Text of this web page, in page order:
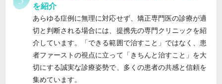
を紹介
あらゆる症例に無理に対応せず、矯正専門医の診療が適
切と判断される場合には、提携先の専門クリニックを紹
介しています。「できる範囲で治すこと」ではなく、患
者ファーストの視点に立って「きちんと治すこと」を大
切にする誠実な診療姿勢で、多くの患者の共感と信頼を
集めています。